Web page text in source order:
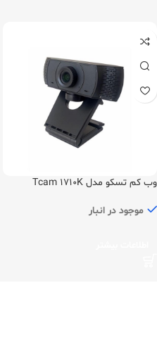
وب کم تسکو مدل Tcam 1710K
موجود در انبار